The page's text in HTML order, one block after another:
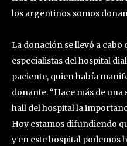
los argentinos somos
La donación se llevó a cabo
especialistas del hospital
paciente, quien había
donante. “Hace más de
hall del hospital la
Hoy estamos difundiendo
y en este hospital podemos